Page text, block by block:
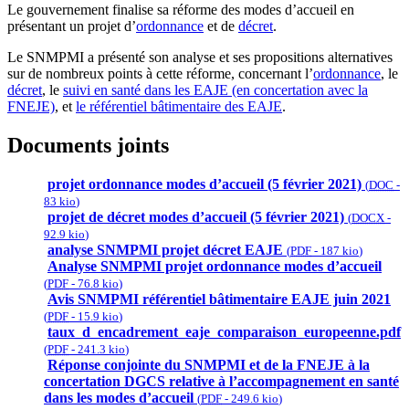
Le gouvernement finalise sa réforme des modes d’accueil en
présentant un projet d’ordonnance et de décret.
Le SNMPMI a présenté son analyse et ses propositions alternatives
sur de nombreux points à cette réforme, concernant l’ordonnance, le
décret, le suivi en santé dans les EAJE (en concertation avec la
FNEJE), et le référentiel bâtimentaire des EAJE.
Documents joints
projet ordonnance modes d’accueil (5 février 2021) (DOC -
83 kio)
projet de décret modes d’accueil (5 février 2021) (DOCX -
92.9 kio)
analyse SNMPMI projet décret EAJE (PDF - 187 kio)
Analyse SNMPMI projet ordonnance modes d’accueil
(PDF - 76.8 kio)
Avis SNMPMI référentiel bâtimentaire EAJE juin 2021
(PDF - 15.9 kio)
taux_d_encadrement_eaje_comparaison_europeenne.pdf
(PDF - 241.3 kio)
Réponse conjointe du SNMPMI et de la FNEJE à la
concertation DGCS relative à l’accompagnement en santé
dans les modes d’accueil (PDF - 249.6 kio)